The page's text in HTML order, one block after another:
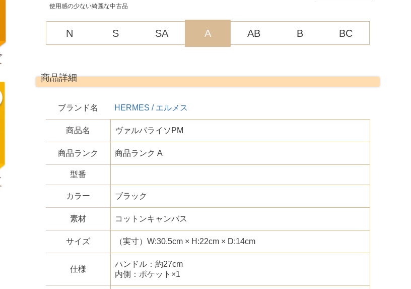
使用感の少ない綺麗な中古品
N S SA A AB B BC
商品詳細
ブランド名 HERMES / エルメス
商品名 ヴァルパライソPM
商品ランク 商品ランク A
型番
カラー ブラック
素材 コットンキャンバス
サイズ （実寸）W:30.5cm × H:22cm × D:14cm
仕様
ハンドル：約27cm
内側：ポケット×1